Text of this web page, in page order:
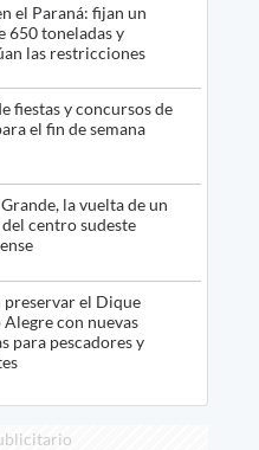
el Paraná: fijan un
650 toneladas y
las restricciones
fiestas y concursos de
el fin de semana
la vuelta de un
centro sudeste
preservar el Dique
Alegre con nuevas
para pescadores y